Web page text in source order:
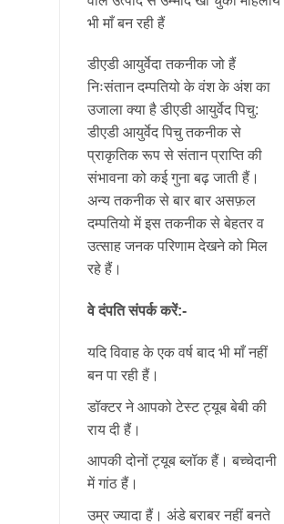
भी माँ बन रही हैं
डीएडी आयुर्वेदा तकनीक जो हैं
निःसंतान दम्पतियो के वंश के अंश का
उजाला क्या है डीएडी आयुर्वेद पिचु:
डीएडी आयुर्वेद पिचु तकनीक से
प्राकृतिक रूप से संतान प्राप्ति की
संभावना को कई गुना बढ़ जाती हैं।
अन्य तकनीक से बार बार असफ़ल
दम्पतियो में इस तकनीक से बेहतर व
उत्साह जनक परिणाम देखने को मिल
रहे हैं।
वे दंपति संपर्क करें:-
यदि विवाह के एक वर्ष बाद भी माँ नहीं
बन पा रही हैं।
डॉक्टर ने आपको टेस्ट ट्यूब बेबी की
राय दी हैं।
आपकी दोनों ट्यूब ब्लॉक हैं। बच्चेदानी
में गांठ हैं।
उम्र ज्यादा हैं। अंडे बराबर नहीं बनते